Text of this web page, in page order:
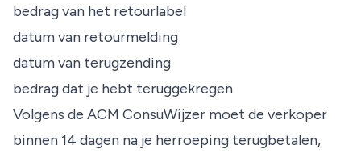
bedrag van het retourlabel
datum van retourmelding
datum van terugzending
bedrag dat je hebt teruggekregen
Volgens de ACM ConsuWijzer moet de verkoper
binnen 14 dagen na je herroeping terugbetalen,